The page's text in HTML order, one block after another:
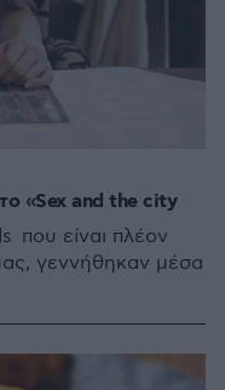
«Sex and the city
που είναι πλέον
γεννήθηκαν μέσα